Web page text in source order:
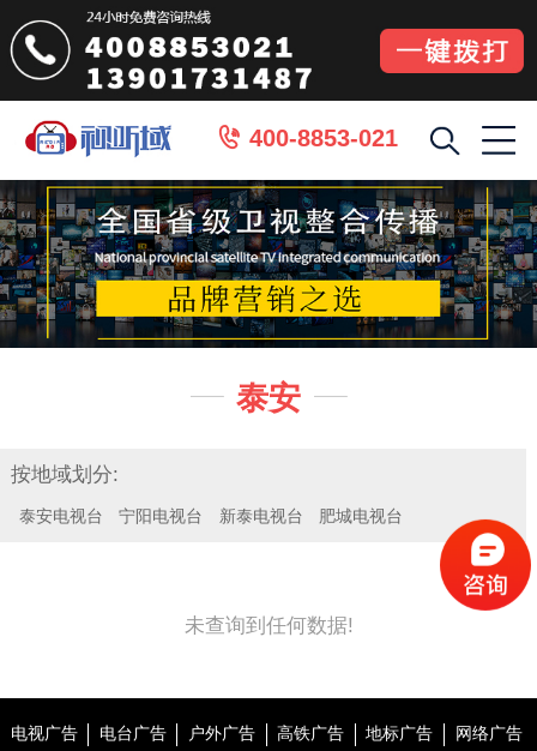
 400-8853-021
 泰安 
按地域划分:
泰安电视台 宁阳电视台 新泰电视台 肥城电视台
未查询到任何数据!
电视广告 电台广告 户外广告 高铁广告 地标广告
网络广告